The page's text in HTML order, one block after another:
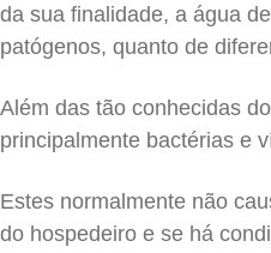
da sua finalidade, a água
patógenos, quanto de
Além das tão conhecidas
principalmente bactérias e
Estes normalmente não
do hospedeiro e se há